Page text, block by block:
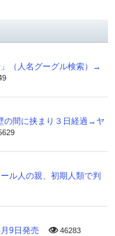
（人名グーグル検索）→
の間に挟まり３日経過→ヤ
ル人の親、初期人類で判
9日発売 46283